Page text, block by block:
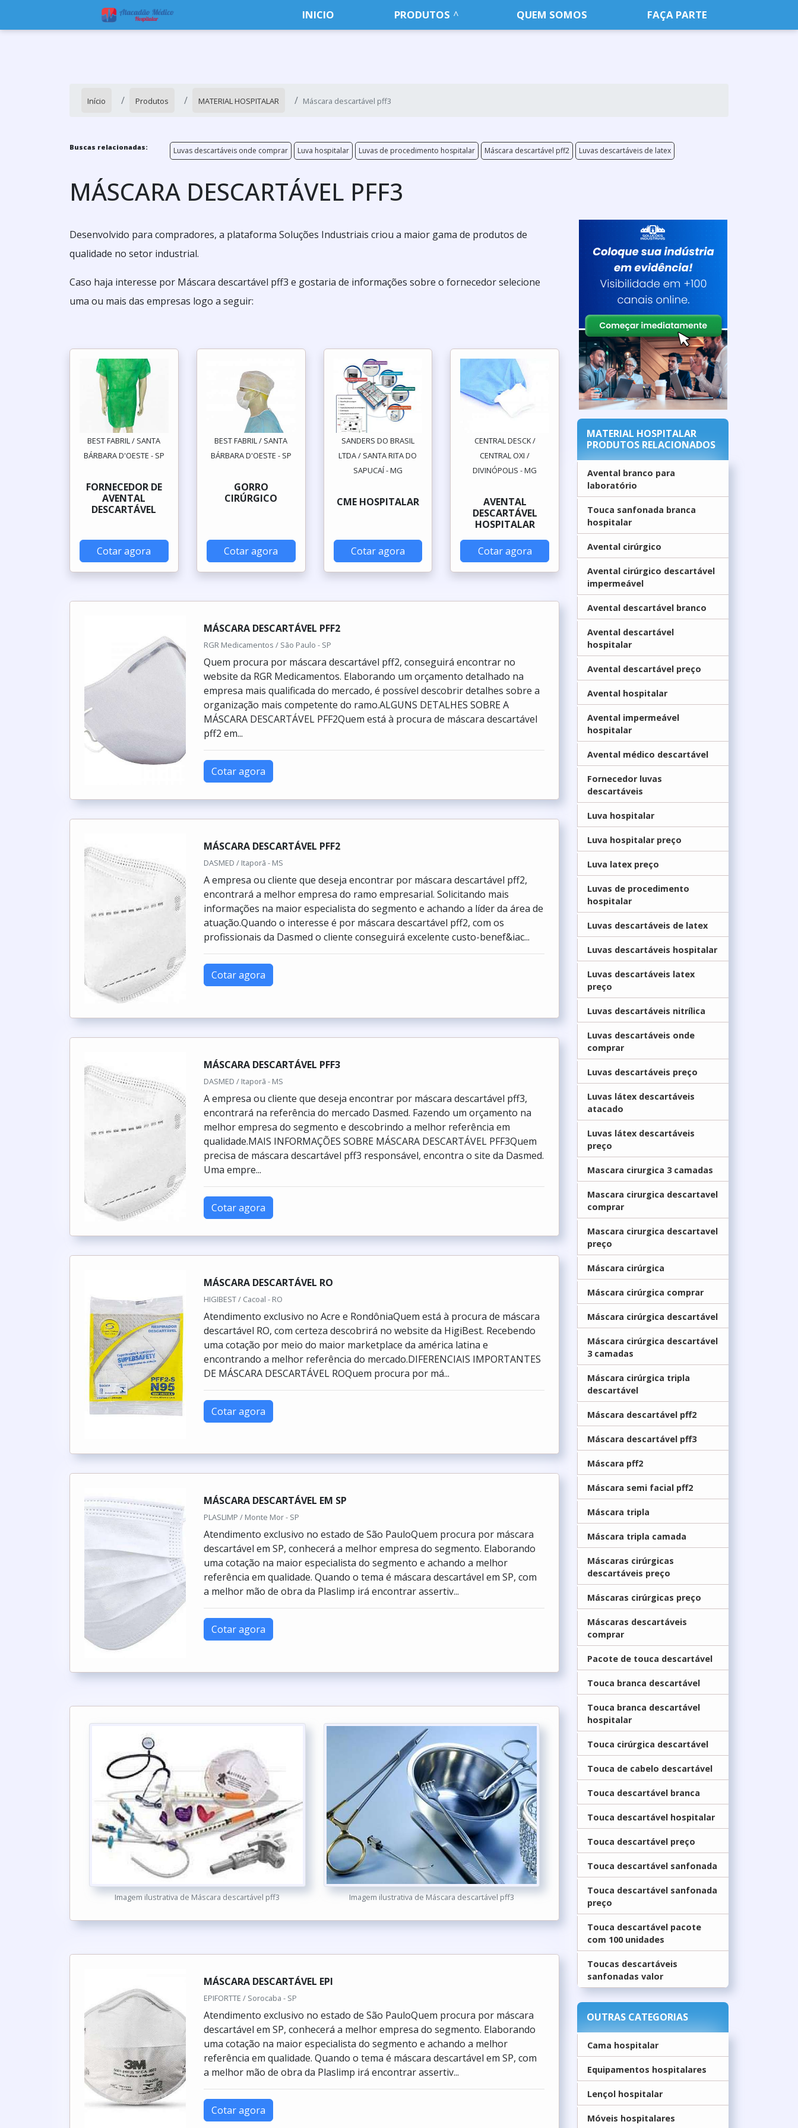
INICIO PRODUTOS QUEM SOMOS FAÇA PARTE
Início Produtos MATERIAL HOSPITALAR Máscara descartável pff3
Buscas relacionadas: Luvas descartáveis onde comprar Luva hospitalar Luvas de procedimento hospitalar Máscara descartável pff2 Luvas descartáveis de latex
MÁSCARA DESCARTÁVEL PFF3
Desenvolvido para compradores, a plataforma Soluções Industriais criou a maior gama de produtos de
qualidade no setor industrial.
Caso haja interesse por Máscara descartável pff3 e gostaria de informações sobre o fornecedor selecione
uma ou mais das empresas logo a seguir:
BEST FABRIL / SANTA
BÁRBARA D'OESTE - SP
FORNECEDOR DE
AVENTAL
DESCARTÁVEL
Cotar agora
BEST FABRIL / SANTA
BÁRBARA D'OESTE - SP
GORRO
CIRÚRGICO
Cotar agora
SANDERS DO BRASIL
LTDA / SANTA RITA DO
SAPUCAÍ - MG
CME HOSPITALAR
Cotar agora
CENTRAL DESCK /
CENTRAL OXI /
DIVINÓPOLIS - MG
AVENTAL
DESCARTÁVEL
HOSPITALAR
Cotar agora
MÁSCARA DESCARTÁVEL PFF2
RGR Medicamentos / São Paulo - SP
Quem procura por máscara descartável pff2, conseguirá encontrar no
website da RGR Medicamentos. Elaborando um orçamento detalhado na
empresa mais qualificada do mercado, é possível descobrir detalhes sobre a
organização mais competente do ramo.ALGUNS DETALHES SOBRE A
MÁSCARA DESCARTÁVEL PFF2Quem está à procura de máscara descartável
pff2 em...
Cotar agora
MÁSCARA DESCARTÁVEL PFF2
DASMED / Itaporã - MS
A empresa ou cliente que deseja encontrar por máscara descartável pff2,
encontrará a melhor empresa do ramo empresarial. Solicitando mais
informações na maior especialista do segmento e achando a líder da área de
atuação.Quando o interesse é por máscara descartável pff2, com os
profissionais da Dasmed o cliente conseguirá excelente custo-benef&iac...
Cotar agora
MÁSCARA DESCARTÁVEL PFF3
DASMED / Itaporã - MS
A empresa ou cliente que deseja encontrar por máscara descartável pff3,
encontrará na referência do mercado Dasmed. Fazendo um orçamento na
melhor empresa do segmento e descobrindo a melhor referência em
qualidade.MAIS INFORMAÇÕES SOBRE MÁSCARA DESCARTÁVEL PFF3Quem
precisa de máscara descartável pff3 responsável, encontra o site da Dasmed.
Uma empre...
Cotar agora
MÁSCARA DESCARTÁVEL RO
HIGIBEST / Cacoal - RO
Atendimento exclusivo no Acre e RondôniaQuem está à procura de máscara
descartável RO, com certeza descobrirá no website da HigiBest. Recebendo
uma cotação por meio do maior marketplace da américa latina e
encontrando a melhor referência do mercado.DIFERENCIAIS IMPORTANTES
DE MÁSCARA DESCARTÁVEL ROQuem procura por má...
Cotar agora
MÁSCARA DESCARTÁVEL EM SP
PLASLIMP / Monte Mor - SP
Atendimento exclusivo no estado de São PauloQuem procura por máscara
descartável em SP, conhecerá a melhor empresa do segmento. Elaborando
uma cotação na maior especialista do segmento e achando a melhor
referência em qualidade. Quando o tema é máscara descartável em SP, com
a melhor mão de obra da Plaslimp irá encontrar assertiv...
Cotar agora
Imagem ilustrativa de Máscara descartável pff3 Imagem ilustrativa de Máscara descartável pff3
MÁSCARA DESCARTÁVEL EPI
EPIFORTTE / Sorocaba - SP
Atendimento exclusivo no estado de São PauloQuem procura por máscara
descartável em SP, conhecerá a melhor empresa do segmento. Elaborando
uma cotação na maior especialista do segmento e achando a melhor
referência em qualidade. Quando o tema é máscara descartável em SP, com
a melhor mão de obra da Plaslimp irá encontrar assertiv...
Cotar agora
MATERIAL HOSPITALAR
PRODUTOS RELACIONADOS
Avental branco para
laboratório
Touca sanfonada branca
hospitalar
Avental cirúrgico
Avental cirúrgico descartável
impermeável
Avental descartável branco
Avental descartável
hospitalar
Avental descartável preço
Avental hospitalar
Avental impermeável
hospitalar
Avental médico descartável
Fornecedor luvas
descartáveis
Luva hospitalar
Luva hospitalar preço
Luva latex preço
Luvas de procedimento
hospitalar
Luvas descartáveis de latex
Luvas descartáveis hospitalar
Luvas descartáveis latex
preço
Luvas descartáveis nitrílica
Luvas descartáveis onde
comprar
Luvas descartáveis preço
Luvas látex descartáveis
atacado
Luvas látex descartáveis
preço
Mascara cirurgica 3 camadas
Mascara cirurgica descartavel
comprar
Mascara cirurgica descartavel
preço
Máscara cirúrgica
Máscara cirúrgica comprar
Máscara cirúrgica descartável
Máscara cirúrgica descartável
3 camadas
Máscara cirúrgica tripla
descartável
Máscara descartável pff2
Máscara descartável pff3
Máscara pff2
Máscara semi facial pff2
Máscara tripla
Máscara tripla camada
Máscaras cirúrgicas
descartáveis preço
Máscaras cirúrgicas preço
Máscaras descartáveis
comprar
Pacote de touca descartável
Touca branca descartável
Touca branca descartável
hospitalar
Touca cirúrgica descartável
Touca de cabelo descartável
Touca descartável branca
Touca descartável hospitalar
Touca descartável preço
Touca descartável sanfonada
Touca descartável sanfonada
preço
Touca descartável pacote
com 100 unidades
Toucas descartáveis
sanfonadas valor
OUTRAS CATEGORIAS
Cama hospitalar
Equipamentos hospitalares
Lençol hospitalar
Móveis hospitalares